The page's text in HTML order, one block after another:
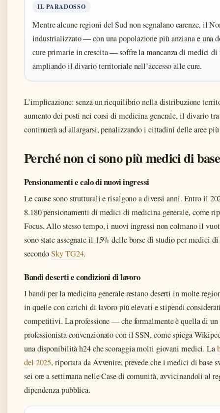
IL PARADOSSO
Mentre alcune regioni del Sud non segnalano carenze, il
industrializzato — con una popolazione più anziana e una
cure primarie in crescita — soffre la mancanza di medici
ampliando il divario territoriale nell’accesso alle cure.
L’implicazione: senza un riequilibrio nella distribuzione
aumento dei posti nei corsi di medicina generale, il divario
continuerà ad allargarsi, penalizzando i cittadini delle aree
Perché non ci sono più medici di
Pensionamenti e calo di nuovi ingressi
Le cause sono strutturali e risalgono a diversi anni. Entro il
8.180 pensionamenti di medici di medicina generale, come
Focus. Allo stesso tempo, i nuovi ingressi non colmano il
sono state assegnate il 15% delle borse di studio per medici
secondoSky TG24.
Bandi deserti e condizioni di lavoro
I bandi per la medicina generale restano deserti in molte
in quelle con carichi di lavoro più elevati e stipendi
competitivi. La professione — che formalmente è quella di
professionista convenzionato con il SSN, come spiega
una disponibilità h24 che scoraggia molti giovani medici. La
del 2025, riportata da Avvenire, prevede che i medici di base
sei ore a settimana nelle Case di comunità, avvicinandoli al
dipendenza pubblica.